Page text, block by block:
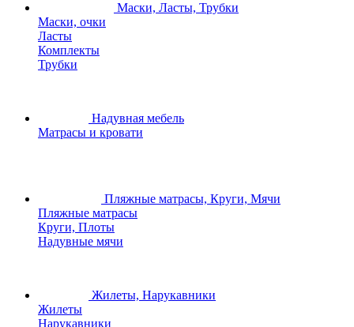
Маски, Ласты, Трубки
Маски, очки
Ласты
Комплекты
Трубки
Надувная мебель
Матрасы и кровати
Пляжные матрасы, Круги, Мячи
Пляжные матрасы
Круги, Плоты
Надувные мячи
Жилеты, Нарукавники
Жилеты
Нарукавники